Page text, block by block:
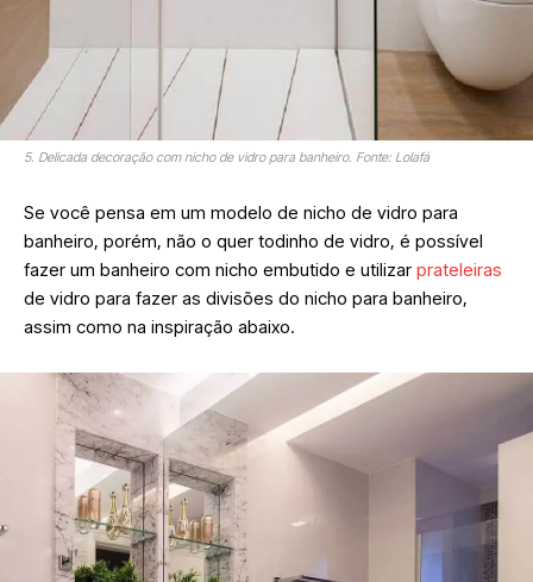
5. Delicada decoração com nicho de vidro para banheiro. Fonte: Lolafá
Se você pensa em um modelo de nicho de vidro para
banheiro, porém, não o quer todinho de vidro, é possível
fazer um banheiro com nicho embutido e utilizar prateleiras
de vidro para fazer as divisões do nicho para banheiro,
assim como na inspiração abaixo.